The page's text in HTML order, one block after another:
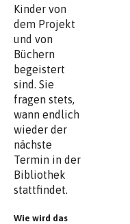
Kinder von
dem Projekt
und von
Büchern
begeistert
sind. Sie
fragen stets,
wann endlich
wieder der
nächste
Termin in der
Bibliothek
stattfindet.
Wie wird das